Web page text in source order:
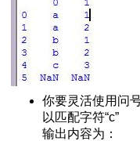
据-1
你要灵活使用问
以匹配字符“c”
输出内容为：